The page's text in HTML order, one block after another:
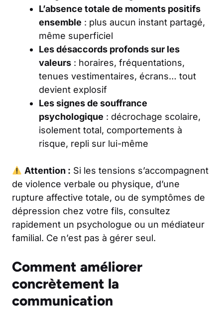
L’absence totale de moments positifs
ensemble : plus aucun instant partagé,
même superficiel
Les désaccords profonds sur les
valeurs : horaires, fréquentations,
tenues vestimentaires, écrans… tout
devient explosif
Les signes de souffrance
psychologique : décrochage scolaire,
isolement total, comportements à
risque, repli sur lui-même
Attention : Si les tensions s’accompagnent
de violence verbale ou physique, d’une
rupture affective totale, ou de symptômes de
dépression chez votre fils, consultez
rapidement un psychologue ou un médiateur
familial. Ce n’est pas à gérer seul.
Comment améliorer
concrètement la
communication